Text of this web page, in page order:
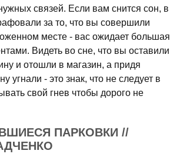
связей. Если вам снится сон, в
за то, что вы совершили
месте - вас ожидает большая
Видеть во сне, что вы оставили
и отошли в магазин, а придя
угнали - это знак, что не следует в
свой гнев чтобы дорого не
ПАРКОВКИ //